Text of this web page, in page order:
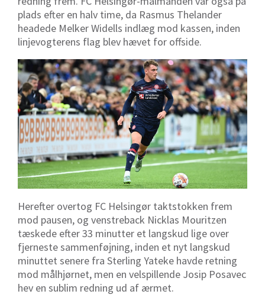
plads efter en halv time, da Rasmus Thelander
headede Melker Widells indlæg mod kassen, inden
linjevogterens flag blev hævet for offside.
Herefter overtog FC Helsingør taktstokken frem
mod pausen, og venstreback Nicklas Mouritzen
tæskede efter 33 minutter et langskud lige over
fjerneste sammenføjning, inden et nyt langskud
minuttet senere fra Sterling Yateke havde retning
mod målhjørnet, men en velspillende Josip Posavec
hev en sublim redning ud af ærmet.